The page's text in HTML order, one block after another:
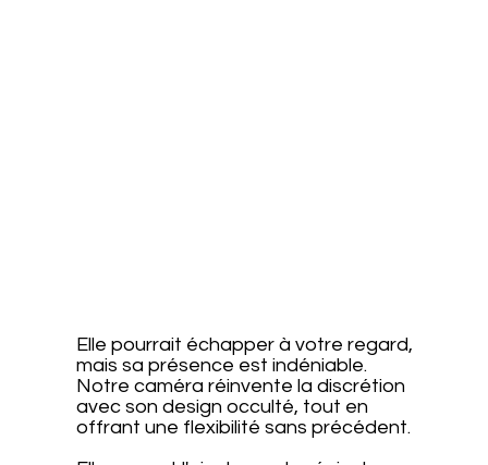
Elle pourrait échapper à votre regard,
mais sa présence est indéniable.
Notre caméra réinvente la discrétion
avec son design occulté, tout en
offrant une flexibilité sans précédent.